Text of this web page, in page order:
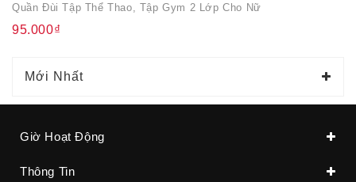
Quần Đùi Tập Thể Thao, Tập Gym 2 Lớp Cho Nữ
95.000₫
Mới Nhất
Giờ Hoạt Động
Thông Tin